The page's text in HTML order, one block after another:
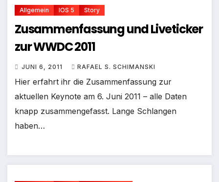
Allgemein IOS 5 Story
Zusammenfassung und Liveticker
zur WWDC 2011
JUNI 6, 2011 RAFAEL S. SCHIMANSKI
Hier erfahrt ihr die Zusammenfassung zur
aktuellen Keynote am 6. Juni 2011 – alle Daten
knapp zusammengefasst. Lange Schlangen
haben…